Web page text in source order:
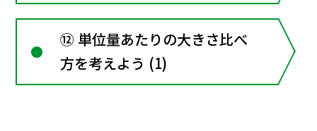
⑫ 単位量あたりの大きさ比べ
方を考えよう (1)